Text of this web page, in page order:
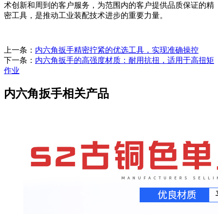
术创新和周到的客户服务，为范围内的客户提供品质保证的精
密工具，是推动工业装配技术进步的重要力量。
上一条： 内六角扳手精密拧紧的优选工具，实现准确操控
下一条： 内六角扳手的高强度材质：耐用抗扭，适用于高扭矩
作业
内六角扳手相关产品